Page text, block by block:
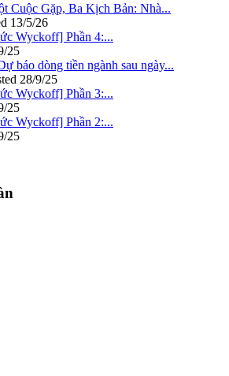
Cuộc Gặp, Ba Kịch Bản: Nhà...
13/5/26
Wyckoff] Phần 4:...
25
báo dòng tiền ngành sau ngày...
28/9/25
Wyckoff] Phần 3:...
25
Wyckoff] Phần 2:...
25